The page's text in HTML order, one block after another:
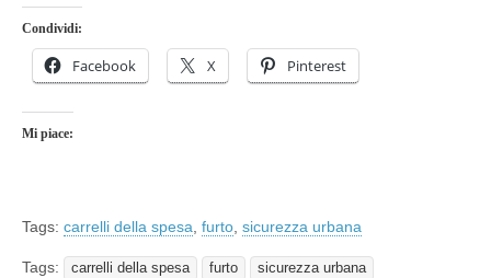
Condividi:
Facebook X Pinterest
Mi piace:
Tags: carrelli della spesa furto sicurezza urbana
Tags: carrelli della spesa furto sicurezza urbana